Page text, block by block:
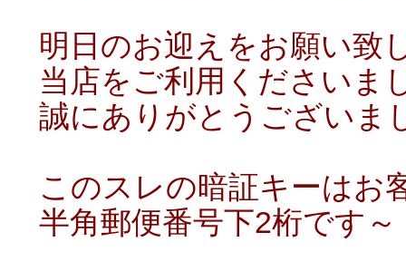
明日のお迎えをお願い致
当店をご利用くださいま
誠にありがとうございま
このスレの暗証キーはお
半角郵便番号下2桁です～